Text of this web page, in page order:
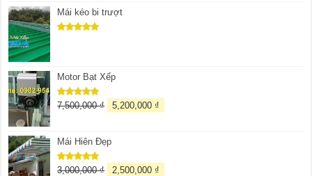
Mái kéo bi trượt
Motor Bạt Xếp
Được xếp
7,500,000₫ 5,200,000 ₫
Mái Hiên Đẹp
Được xếp
3,000,000₫ 2,500,000 ₫